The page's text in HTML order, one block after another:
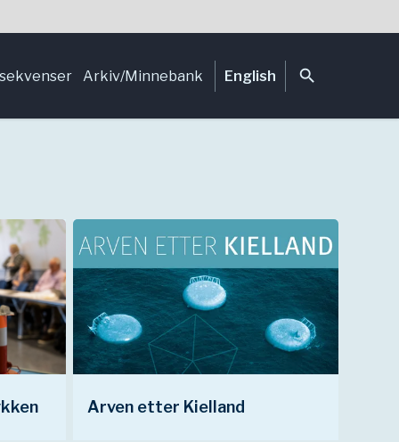
Arkiv/Minnebank English search
Arven etter Kielland